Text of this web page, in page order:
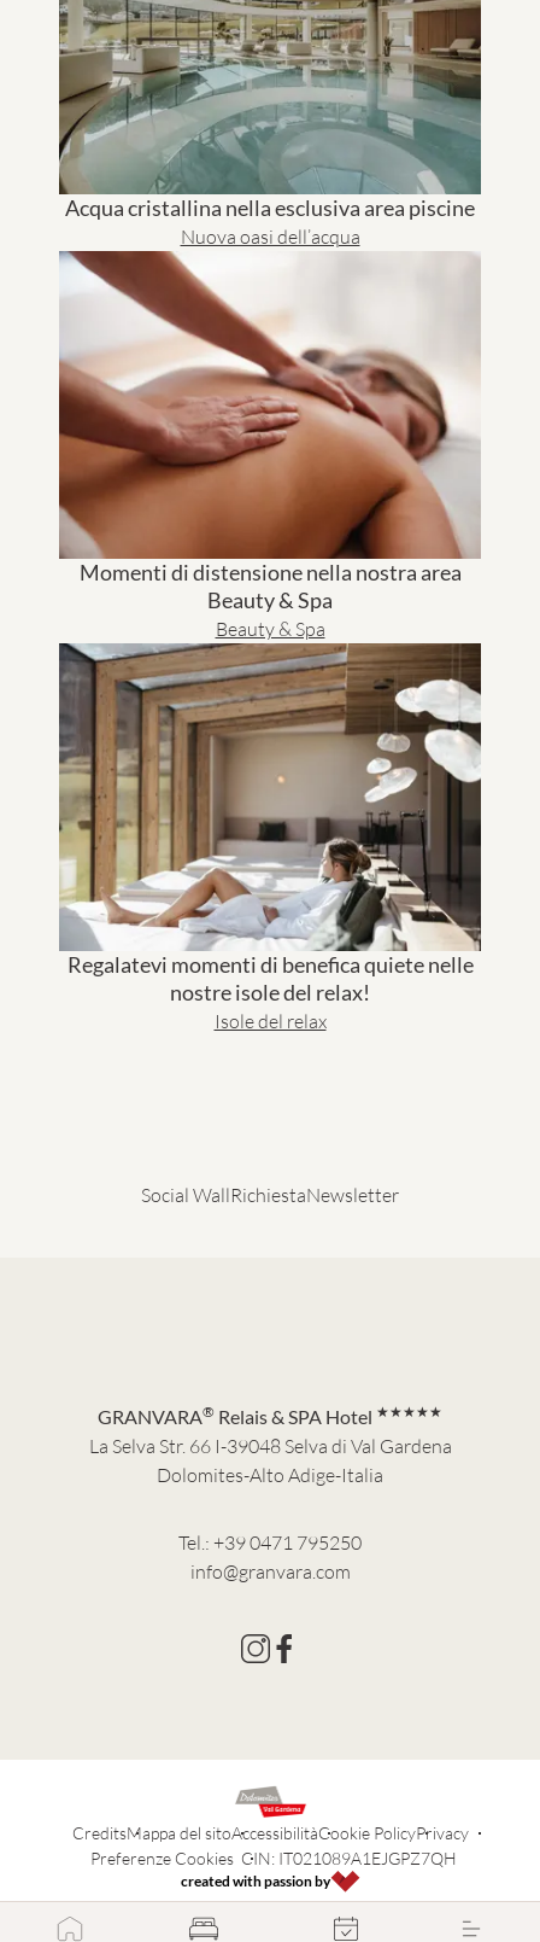
Menu
Acqua cristallina nella esclusiva area piscine
Nuova oasi dell’acqua
Momenti di distensione nella nostra area
Beauty & Spa
Beauty & Spa
Regalatevi momenti di benefica quiete nelle
nostre isole del relax!
Isole del relax
Social WallRichiestaNewsletter
GRANVARA® Relais & SPA Hotel ★★★★★
La Selva Str. 66 I-39048 Selva di Val Gardena
Dolomites-Alto Adige-Italia
Tel.: +39 0471 795250
info@granvara.com
CreditsMappa del sitoAccessibilitàCookie PolicyPrivacy
Preferenze Cookies CIN: IT021089A1EJGPZ7QH
created with passion by